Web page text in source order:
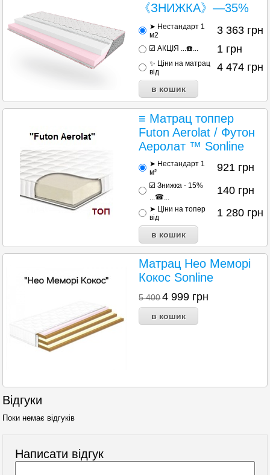
《ЗНИЖКА》—35%
➤ Нестандарт 1
м2
3 363 грн
☑️ АКЦІЯ ...☎️... 1 грн
✨ Ціни на матрац
від
4 474 грн
≡ Матрац топпер
Futon Aerolat / Футон
Аеролат ™ Sonline
➤ Нестандарт 1
м²
921 грн
☑️ Знижка - 15%
...☎...
140 грн
➤ Ціни на топер
від
1 280 грн
Матрац Нео Меморі
Кокос Sonline
5 4004 999 грн
Відгуки
Поки немає відгуків
Написати відгук